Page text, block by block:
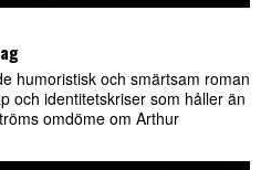
humoristisk och smärtsam roman
och identitetskriser som håller än
omdöme om Arthur